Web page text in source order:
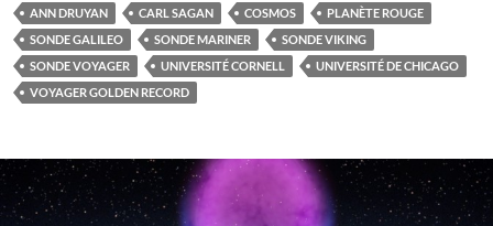
ANN DRUYAN CARL SAGAN COSMOS
PLANÈTE ROUGE
SONDE GALILEO
SONDE MARINER
SONDE VIKING
SONDE VOYAGER
UNIVERSITÉ CORNELL
UNIVERSITÉ DE CHICAGO
VOYAGER GOLDEN RECORD